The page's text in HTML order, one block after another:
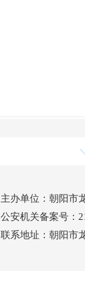
主办单位：朝阳市
公安机关备案号：
联系地址：朝阳市